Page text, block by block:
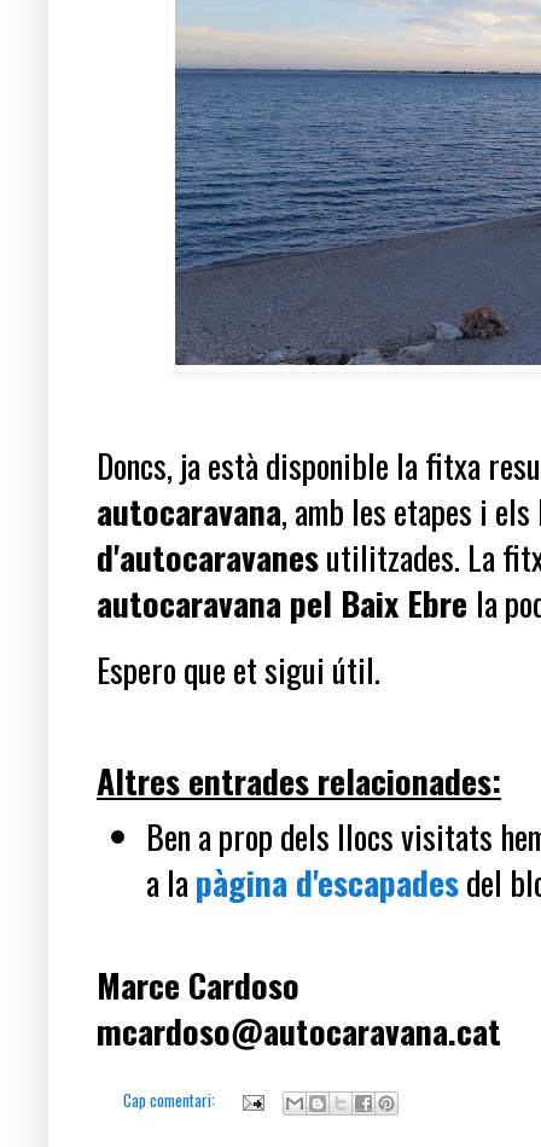
Doncs, ja està disponible la fitxa
autocaravana, amb les etapes i
d'autocaravanesutilitzades. La
autocaravana pel Baix Ebre la
Espero que et sigui útil.
Altres entrades relacionades:
Ben a prop dels llocs visitats
a lapàgina d'escapadesdel
Marce Cardoso
mcardoso@autocaravana.cat
Cap comentari: